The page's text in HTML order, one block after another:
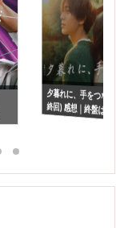
夕暮れに、手をつな
終回) 感想｜終盤
い"頼りになってた